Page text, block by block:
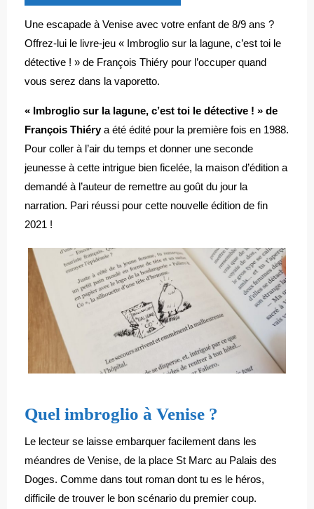
Une escapade à Venise avec votre enfant de 8/9 ans ?
Offrez-lui le livre-jeu « Imbroglio sur la lagune, c’est toi le
détective ! » de François Thiéry pour l’occuper quand
vous serez dans la vaporetto.
« Imbroglio sur la lagune, c’est toi le détective ! » de
François Thiérya été édité pour la première fois en 1988.
Pour coller à l’air du temps et donner une seconde
jeunesse à cette intrigue bien ficelée, la maison d’édition a
demandé à l’auteur de remettre au goût du jour la
narration. Pari réussi pour cette nouvelle édition de fin
2021 !
Quel imbroglio à Venise ?
Le lecteur se laisse embarquer facilement dans les
méandres de Venise, de la place St Marc au Palais des
Doges. Comme dans tout roman dont tu es le héros,
difficile de trouver le bon scénario du premier coup.